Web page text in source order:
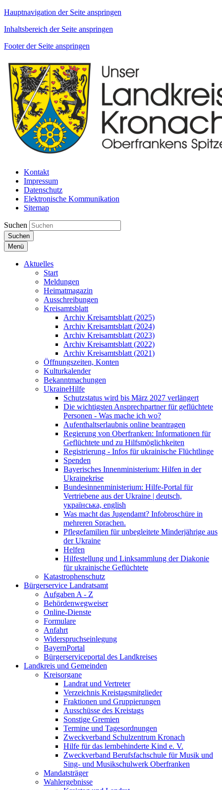
Hauptnavigation der Seite anspringen
Inhaltsbereich der Seite anspringen
Footer der Seite anspringen
Kontakt
Impressum
Datenschutz
Elektronische Kommunikation
Sitemap
Suchen
Suchen
Menü
Aktuelles
Start
Meldungen
Heimatmagazin
Ausschreibungen
Kreisamtsblatt
Archiv Kreisamtsblatt (2025)
Archiv Kreisamtsblatt (2024)
Archiv Kreisamtsblatt (2023)
Archiv Kreisamtsblatt (2022)
Archiv Kreisamtsblatt (2021)
Öffnungszeiten, Konten
Kulturkalender
Bekanntmachungen
UkraineHilfe
Schutzstatus wird bis März 2027 verlängert
Die wichtigsten Ansprechpartner für geflüchtete
Personen - Was mache ich wo?
Aufenthaltserlaubnis online beantragen
Regierung von Oberfranken: Informationen für
Geflüchtete und zu Hilfsmöglichkeiten
Registrierung - Infos für ukrainische Flüchtlinge
Spenden
Bayerisches Innenministerium: Hilfen in der
Ukrainekrise
Bundesinnenministerium: Hilfe-Portal für
Vertriebene aus der Ukraine | deutsch,
українська, english
Was macht das Jugendamt? Infobroschüre in
mehreren Sprachen.
Pflegefamilien für unbegleitete Minderjährige aus
der Ukraine
Helfen
Hilfestellung und Linksammlung der Diakonie
für ukrainische Geflüchtete
Katastrophenschutz
Bürgerservice Landratsamt
Aufgaben A - Z
Behördenwegweiser
Online-Dienste
Formulare
Anfahrt
Widerspruchseinlegung
BayernPortal
Bürgerserviceportal des Landkreises
Landkreis und Gemeinden
Kreisorgane
Landrat und Vertreter
Verzeichnis Kreistagsmitglieder
Fraktionen und Gruppierungen
Ausschüsse des Kreistags
Sonstige Gremien
Termine und Tagesordnungen
Zweckverband Schulzentrum Kronach
Hilfe für das lernbehinderte Kind e. V.
Zweckverband Berufsfachschule für Musik und
Sing- und Musikschulwerk Oberfranken
Mandatsträger
Wahlergebnisse